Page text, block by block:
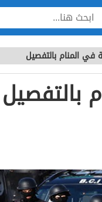
في المنام بالتفصيل
بالتفصيل